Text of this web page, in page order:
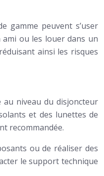
gamme peuvent s’user
ami ou les louer dans un
ainsi les risques
au niveau du disjoncteur
et des lunettes de
recommandée.
ou de réaliser des
le support technique